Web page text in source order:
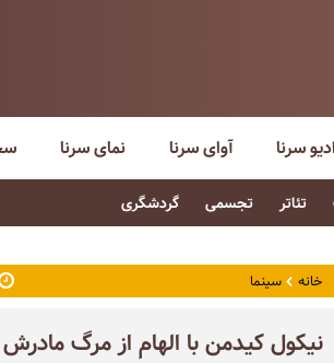
تئاتر تجسمی گردشگری
سرنا آوای سرنا نمای سرنا
خانه سینما
نیکول کیدمن با الهام از مرگ